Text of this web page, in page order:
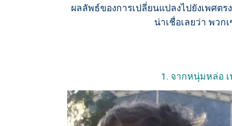
ผลลัพธ์ของการเปลี่ยนแปลงไปยังเพศต
น่าเชื่อเลยว่า พวก
1. จากหนุ่มหล่อ